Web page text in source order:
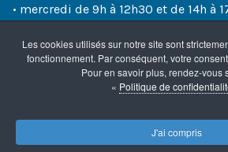
• mercredi de 9h à 12h30 et de 14h à
• vendredi de 9h à 12h30 et de 14h à
• un samedi sur deux (semaines
Accueil Mentions légales
Les cookies utilisés sur notre site sont
fonctionnement. Par conséquent, votre
Pour en savoir plus, rendez-vous
« Politique de
J'ai compris